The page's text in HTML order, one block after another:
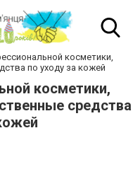
косметики,
по уходу за кожей
косметики,
средства